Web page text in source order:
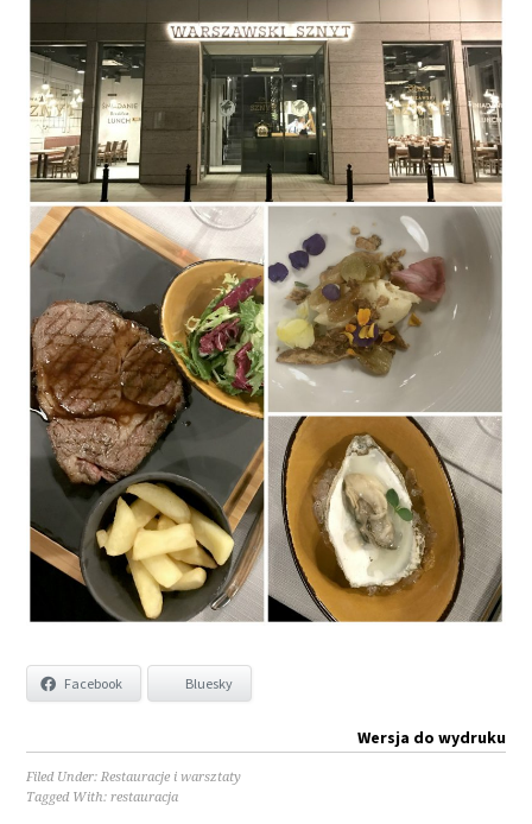
Facebook Bluesky
Wersja do wydruku
Filed Under:Restauracje i warsztaty
Tagged With:restauracja